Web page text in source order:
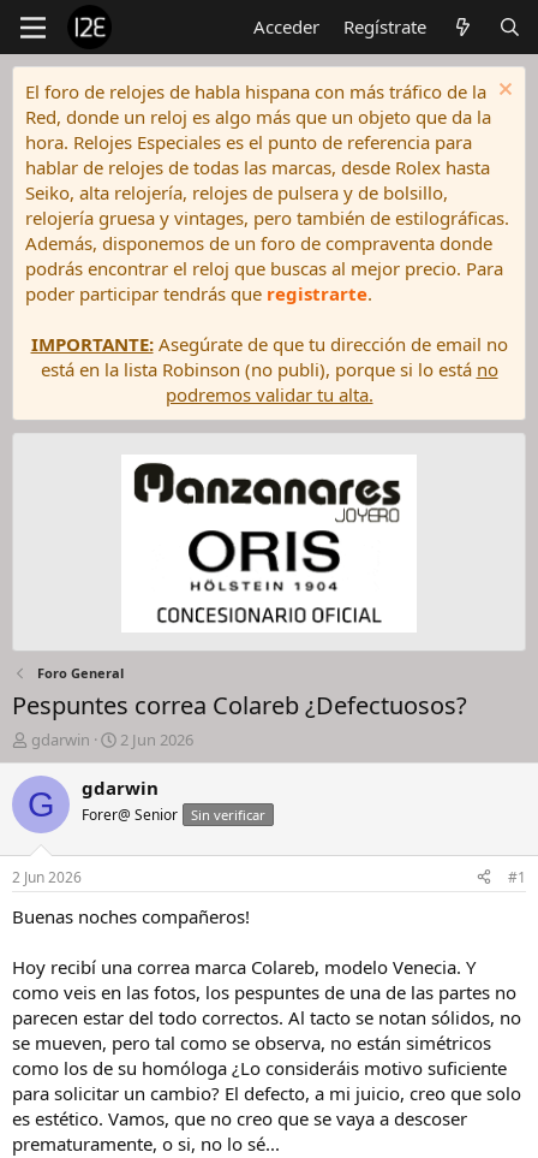
Acceder Regístrate
El foro de relojes de habla hispana con más tráfico de la
Red, donde un reloj es algo más que un objeto que da la
hora. Relojes Especiales es el punto de referencia para
hablar de relojes de todas las marcas, desde Rolex hasta
Seiko, alta relojería, relojes de pulsera y de bolsillo,
relojería gruesa y vintages, pero también de estilográficas.
Además, disponemos de un foro de compraventa donde
podrás encontrar el reloj que buscas al mejor precio. Para
poder participar tendrás que registrarte.
IMPORTANTE:Asegúrate de que tu dirección de email no
está en la lista Robinson (no publi), porque si lo está no
podremos validar tu alta.
Foro General
Pespuntes correa Colareb ¿Defectuosos?
I
n
i
c
a
o
r
l
h
i
o
gdarwin
F
e
c
a
i
n
i
o
2 Jun 2026
G gdarwin
Forer@ Senior Sin verificar
2 Jun 2026 #1
Buenas noches compañeros!
Hoy recibí una correa marca Colareb, modelo Venecia. Y
como veis en las fotos, los pespuntes de una de las partes no
parecen estar del todo correctos. Al tacto se notan sólidos, no
se mueven, pero tal como se observa, no están simétricos
como los de su homóloga ¿Lo consideráis motivo suficiente
para solicitar un cambio? El defecto, a mi juicio, creo que solo
es estético. Vamos, que no creo que se vaya a descoser
prematuramente, o si, no lo sé...